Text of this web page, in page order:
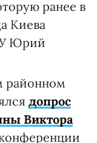
ранее в
Киева
Юрий
районном
допрос
Виктора